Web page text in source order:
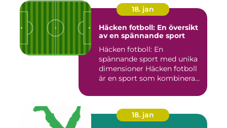
18. jan
Häcken fotboll: En översikt
av en spännande sport
Häcken fotboll: En
spännande sport med unika
dimensioner Häcken fotboll
är en sport som kombinerar
18. jan